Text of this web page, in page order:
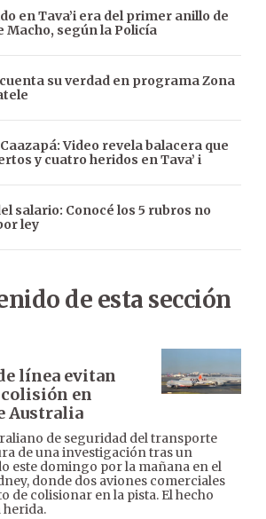
en Tava’i era del primer anillo de
Macho, según la Policía
su verdad en programa Zona
Video revela balacera que
y cuatro heridos en Tava’ i
salario: Conocé los 5 rubros no
ley
de esta sección
línea evitan
colisión en
Australia
de seguridad del transporte
de una investigación tras un
este domingo por la mañana en el
donde dos aviones comerciales
de colisionar en la pista. El hecho
herida.